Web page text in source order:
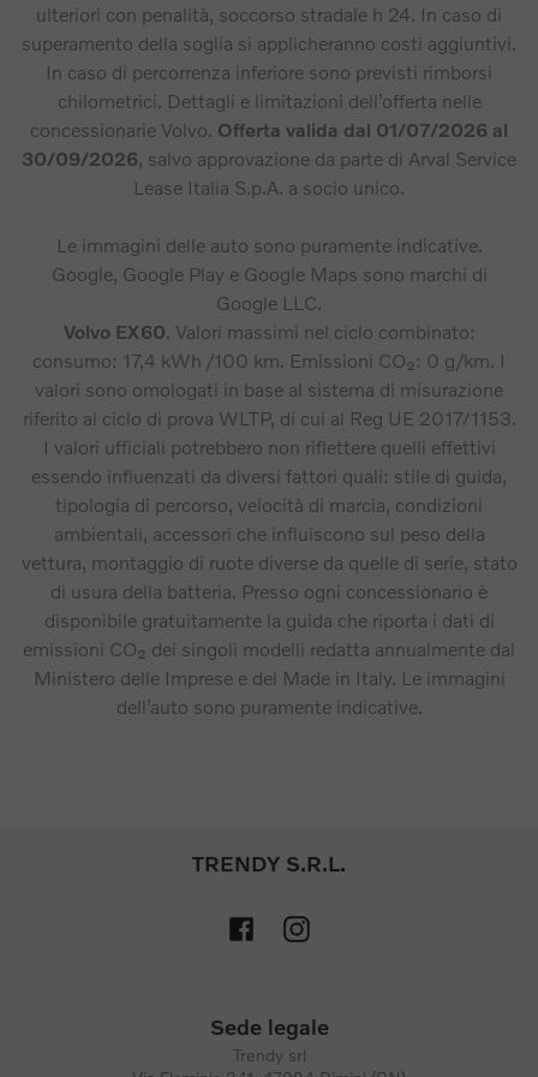
ulteriori con penalità, soccorso stradale h 24. In caso di
superamento della soglia si applicheranno costi aggiuntivi.
In caso di percorrenza inferiore sono previsti rimborsi
chilometrici. Dettagli e limitazioni dell’offerta nelle
concessionarie Volvo. Offerta valida dal 01/07/2026 al
30/09/2026, salvo approvazione da parte di Arval Service
Lease Italia S.p.A. a socio unico.
Le immagini delle auto sono puramente indicative.
Google, Google Play e Google Maps sono marchi di
Google LLC.
Volvo EX60. Valori massimi nel ciclo combinato:
consumo: 17,4 kWh /100 km. Emissioni CO₂: 0 g/km. I
valori sono omologati in base al sistema di misurazione
riferito al ciclo di prova WLTP, di cui al Reg UE 2017/1153.
I valori ufficiali potrebbero non riflettere quelli effettivi
essendo influenzati da diversi fattori quali: stile di guida,
tipologia di percorso, velocità di marcia, condizioni
ambientali, accessori che influiscono sul peso della
vettura, montaggio di ruote diverse da quelle di serie, stato
di usura della batteria. Presso ogni concessionario è
disponibile gratuitamente la guida che riporta i dati di
emissioni CO₂ dei singoli modelli redatta annualmente dal
Ministero delle Imprese e del Made in Italy. Le immagini
dell’auto sono puramente indicative.
TRENDY S.R.L.
Sede legale
Trendy srl